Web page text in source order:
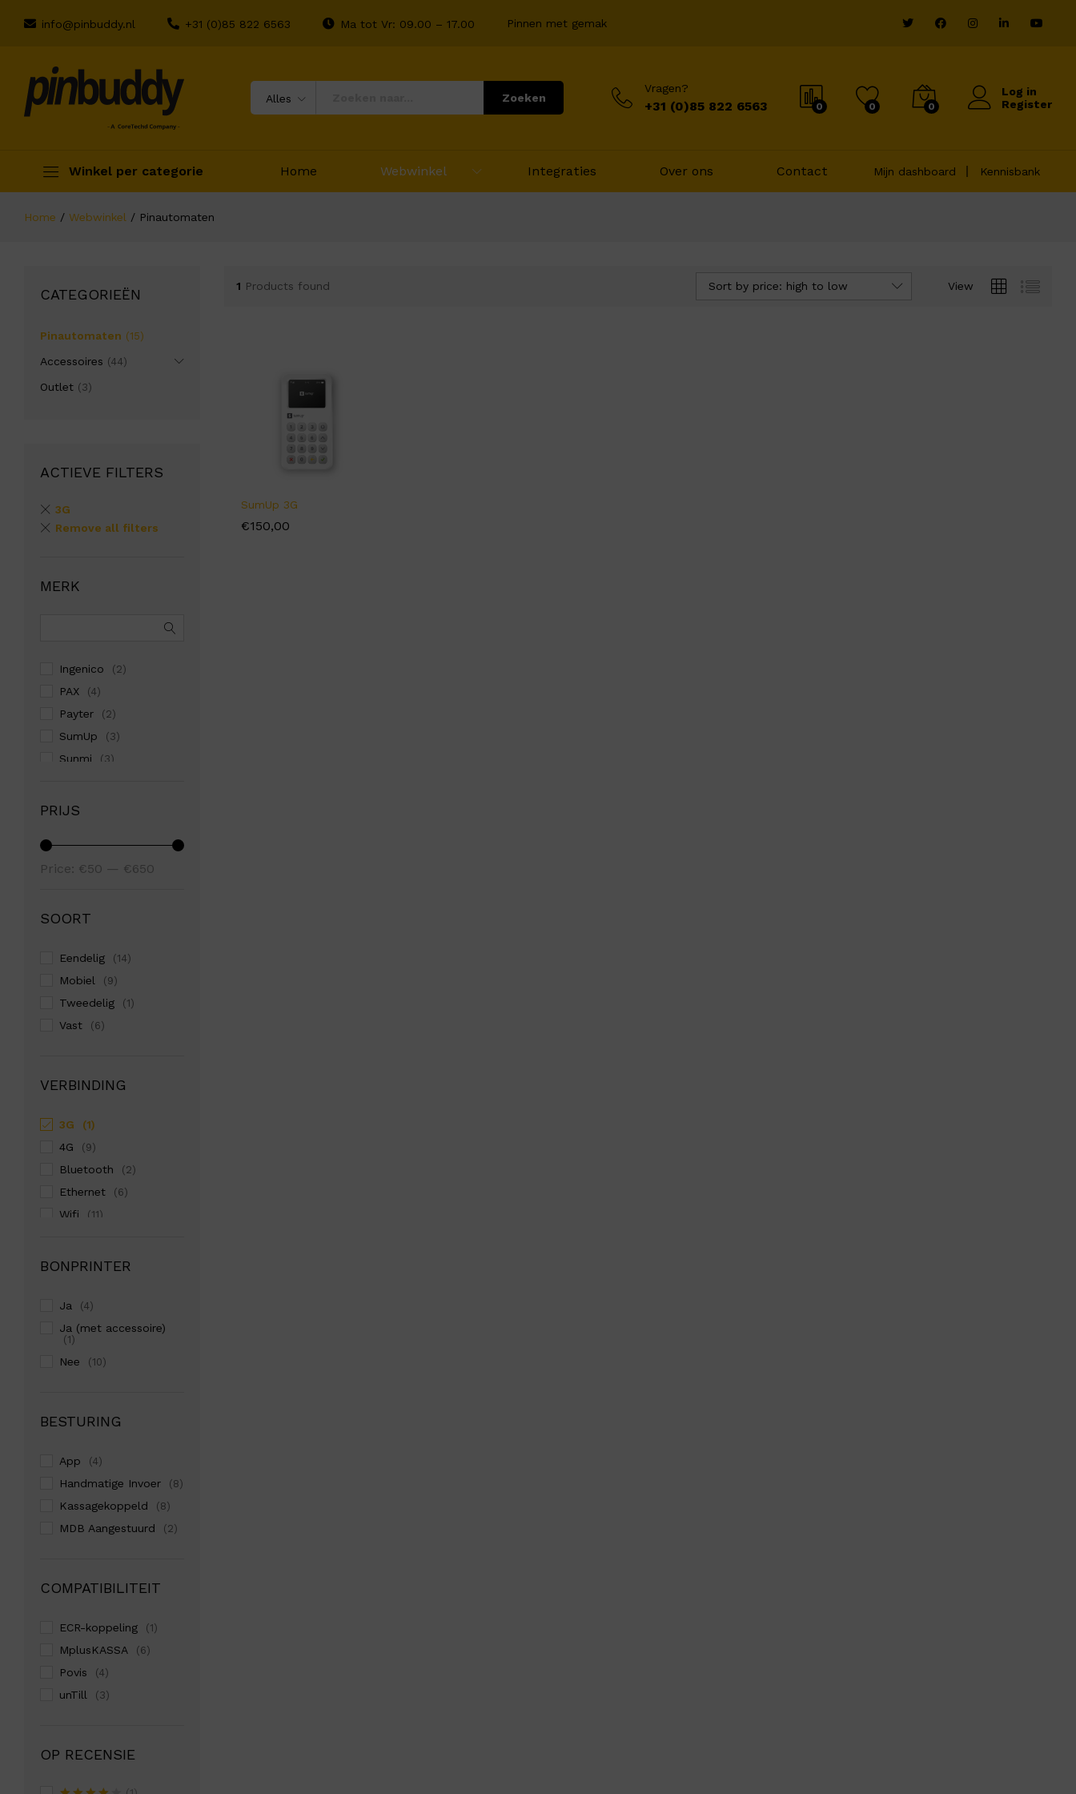
info@pinbuddy.nl +31 (0)85 822 6563 Ma tot Vr: 09.00 – 17.00 Pinnen met gemak
Alles Zoeken
Vragen?
+31 (0)85 822 6563 0 0 0
Log in
Register
Winkel per categorie Home Webwinkel Integraties Over ons Contact Mijn dashboard Kennisbank
Home / Webwinkel / Pinautomaten
1 Products found View
Sort by price: high to low
SumUp 3G
€150,00
€150,00
CATEGORIEËN
Pinautomaten (15)
Accessoires (44)
Outlet (3)
ACTIEVE FILTERS
3G
Remove all filters
MERK
Ingenico (2)
PAX (4)
Payter (2)
SumUp (3)
Sunmi (3)
PRIJS
Price: €50 — €650
SOORT
Eendelig (14)
Mobiel (9)
Tweedelig (1)
Vast (6)
VERBINDING
3G (1)
4G (9)
Bluetooth (2)
Ethernet (6)
Wifi (11)
BONPRINTER
Ja (4)
Ja (met accessoire)
(1)
Nee (10)
BESTURING
App (4)
Handmatige Invoer (8)
Kassagekoppeld (8)
MDB Aangestuurd (2)
COMPATIBILITEIT
ECR-koppeling (1)
MplusKASSA (6)
Povis (4)
unTill (3)
OP RECENSIE